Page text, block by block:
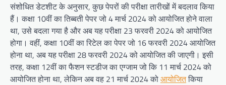
संशोधित डेटशीट के अनुसार, कुछ पेपरों की परीक्षा तारीखों में बदलाव किया
हैं। कक्षा 10वीं का तिब्बती पेपर जो 4 मार्च 2024 को आयोजित होने वाला
था, उसे बदला गया है और अब यह परीक्षा 23 फरवरी 2024 को आयोजित
होगा। वहीं, कक्षा 10वीं का रिटेल का पेपर जो 16 फरवरी 2024 आयोजित
होना था, अब यह परीक्षा 28 फरवरी 2024 को आयोजित की जाएगी। इसी
तरह, कक्षा 12वीं का फैशन स्टडीज का एग्जाम जो कि 11 मार्च 2024 को
आयोजित होना था, लेकिन अब वह 21 मार्च 2024 कोआयोजितकिया